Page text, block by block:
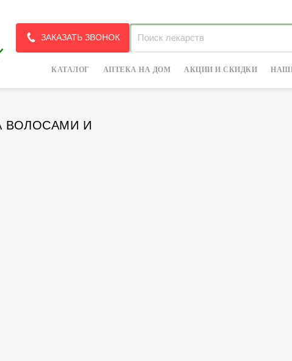
ЗАКАЗАТЬ ЗВОНОК
КАТАЛОГ АПТЕКА НА ДОМ АКЦИИ И СКИДКИ
ВОЛОСАМИ И